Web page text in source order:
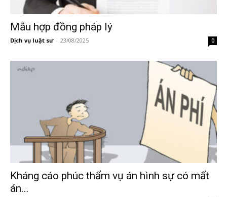
Mẫu hợp đồng pháp lý
Dịch vụ luật sư - 23/08/2025 0
Kháng cáo phúc thẩm vụ án hình sự có mất
án...